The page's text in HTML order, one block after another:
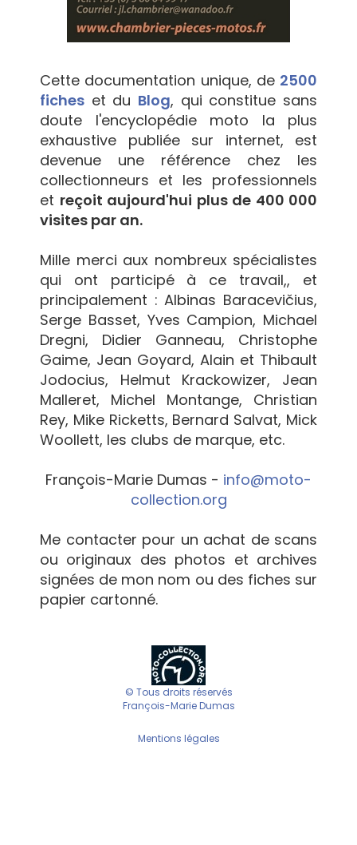
Cette documentation unique, de 2500
fiches et du Blog, qui constitue sans
doute l'encyclopédie moto la plus
exhaustive publiée sur internet, est
devenue une référence chez les
collectionneurs et les professionnels
et reçoit aujourd'hui plus de 400 000
visites par an.
Mille merci aux nombreux spécialistes
qui ont participé à ce travail,, et
principalement : Albinas Baracevičius,
Serge Basset, Yves Campion, Michael
Dregni, Didier Ganneau, Christophe
Gaime, Jean Goyard, Alain et Thibault
Jodocius, Helmut Krackowizer, Jean
Malleret, Michel Montange, Christian
Rey, Mike Ricketts, Bernard Salvat, Mick
Woollett, les clubs de marque, etc.
François-Marie Dumas - info@moto-
collection.org
Me contacter pour un achat de scans
ou originaux des photos et archives
signées de mon nom ou des fiches sur
papier cartonné.
© Tous droits réservés
François-Marie Dumas
Mentions légales